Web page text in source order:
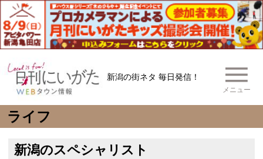
新潟の街ネタ 毎日発信！
メニュー
ライフ
新潟のスペシャリスト